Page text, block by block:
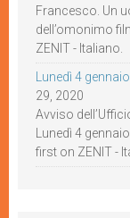
Francesco. Un
dell’omonimo
ZENIT - Italiano.
Lunedì 4
29, 2020
Avviso
Lunedì 4
first on ZENIT -